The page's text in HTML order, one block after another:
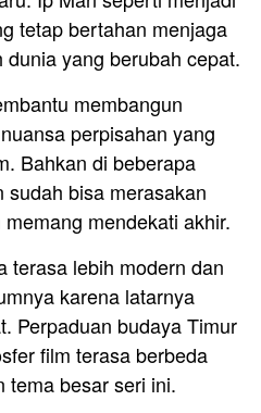
tetap bertahan menjaga
yang berubah cepat.
membangun
perpisahan yang
Bahkan di beberapa
bisa merasakan
mendekati akhir.
terasa lebih modern dan
karena latarnya
Perpaduan budaya Timur
film terasa berbeda
tema besar seri ini.